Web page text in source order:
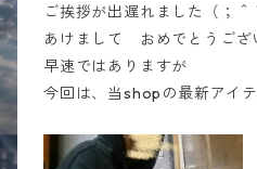
ご挨拶が出遅れました（；＾
あけまして おめでとうござ
早速ではありますが
今回は、当shopの最新アイ